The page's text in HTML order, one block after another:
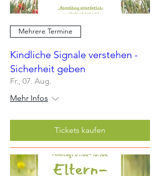
Mehrere Termine
Kindliche Signale verstehen -
Sicherheit geben
Fr., 07. Aug.
Mehr Infos
Tickets kaufen